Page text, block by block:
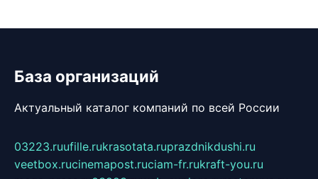
База организаций
Актуальный каталог компаний по всей России
03223.ruufille.rukrasotata.ruprazdnikdushi.ru
veetbox.rucinemapost.ruciam-fr.rukraft-you.ru